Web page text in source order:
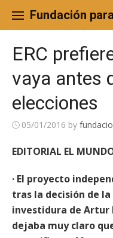
content
Fundación
ERC
vaya antes
elecciones
05/01/2016 by
EDITORIAL EL
· El proyecto
tras la decisión de la
investidura de Artur
dejaba muy claro